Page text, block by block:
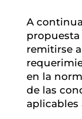
A
remitirse
en la
de las
aplicables